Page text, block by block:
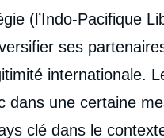
(l’Indo-Pacifique
ses
internationale.
dans une certaine
clé dans le